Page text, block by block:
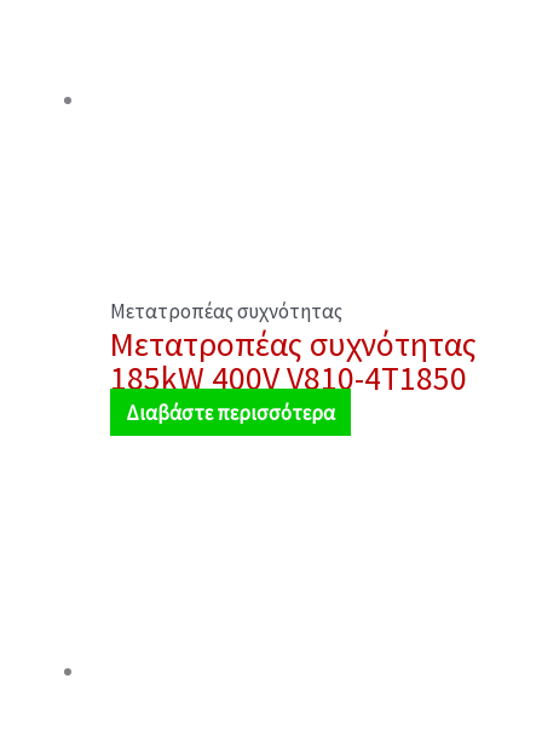
Μετατροπέας συχνότητας
Μετατροπέας συχνότητας
185kW 400V V810-4T1850
Διαβάστε περισσότερα